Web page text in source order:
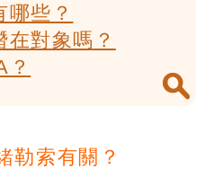
些？
對象嗎？
勒索有關？